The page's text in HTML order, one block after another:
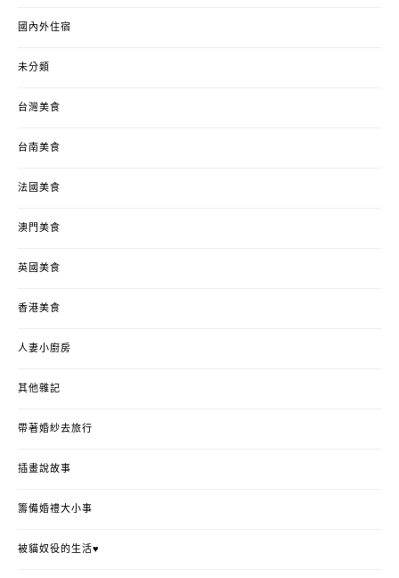
國內外住宿
未分類
台灣美食
台南美食
法國美食
澳門美食
英國美食
香港美食
人妻小廚房
其他雜記
帶著婚紗去旅行
插畫說故事
籌備婚禮大小事
被貓奴役的生活♥